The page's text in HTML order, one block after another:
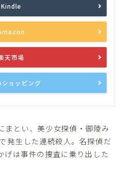
Kindle
天市場
ョッピング
まとい、美少女探偵・御陵み
発生した連続殺人。名探偵だ
げは事件の捜査に乗り出した